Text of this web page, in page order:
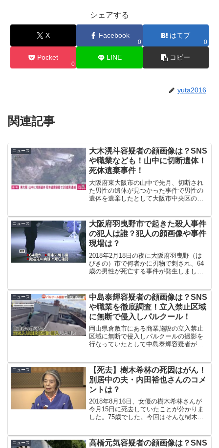
シェアする
X Facebook
0
はてブ
0
Pocket
0
LINE コピー
yuta2016
関連記事
ニュース
大木滉斗容疑者の顔画像は？SNS
や職業なども！山中に切断遺体！
死体遺棄事件！
大阪府東大阪市の山中で先月、切断され
た男性の遺体が見つかった事件で男性の
遺体を遺棄したとして大阪市中央区の大
顔画像、SNS、職業などを徹底調査して
いきたいと思います。
ニュース
大阪府羽曳野市で起きた殺人事件
の犯人は誰？犯人の顔画像や事件
現場は？
2018年2月18日の夜に大阪府羽曳野（は
びきの）市で何者かに刃物で刺され、64
歳の男性が死亡する事件が発生しまし
ニュース
中島泰輝容疑者の顔画像は？SNS
や職業を徹底調査！立入禁止区域
に無断で侵入しパルクール！
岡山県倉敷市にある商業施設の立入禁止
区域に無断で侵入しパルクールの撮影を
行なっていたとして中島泰輝容疑者が逮
業やパルクールについて、ネット上の反
応について調査した内容...
ニュース
【死去】樹木希林の死因はがん！
別居中の夫・内田裕也さんのコメ
ントは？
2018年8月16日、女優の樹木希林さんが
今月15日に死去していたことが分かりま
した。75歳でした。今回はそんな樹木さ
ニュース
高橋元気容疑者の顔画像は？SNS